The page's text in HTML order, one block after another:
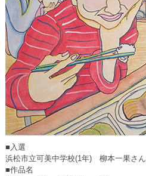
■入選
浜松市立可美中学校(1年) 柳本一果さん
■作品名